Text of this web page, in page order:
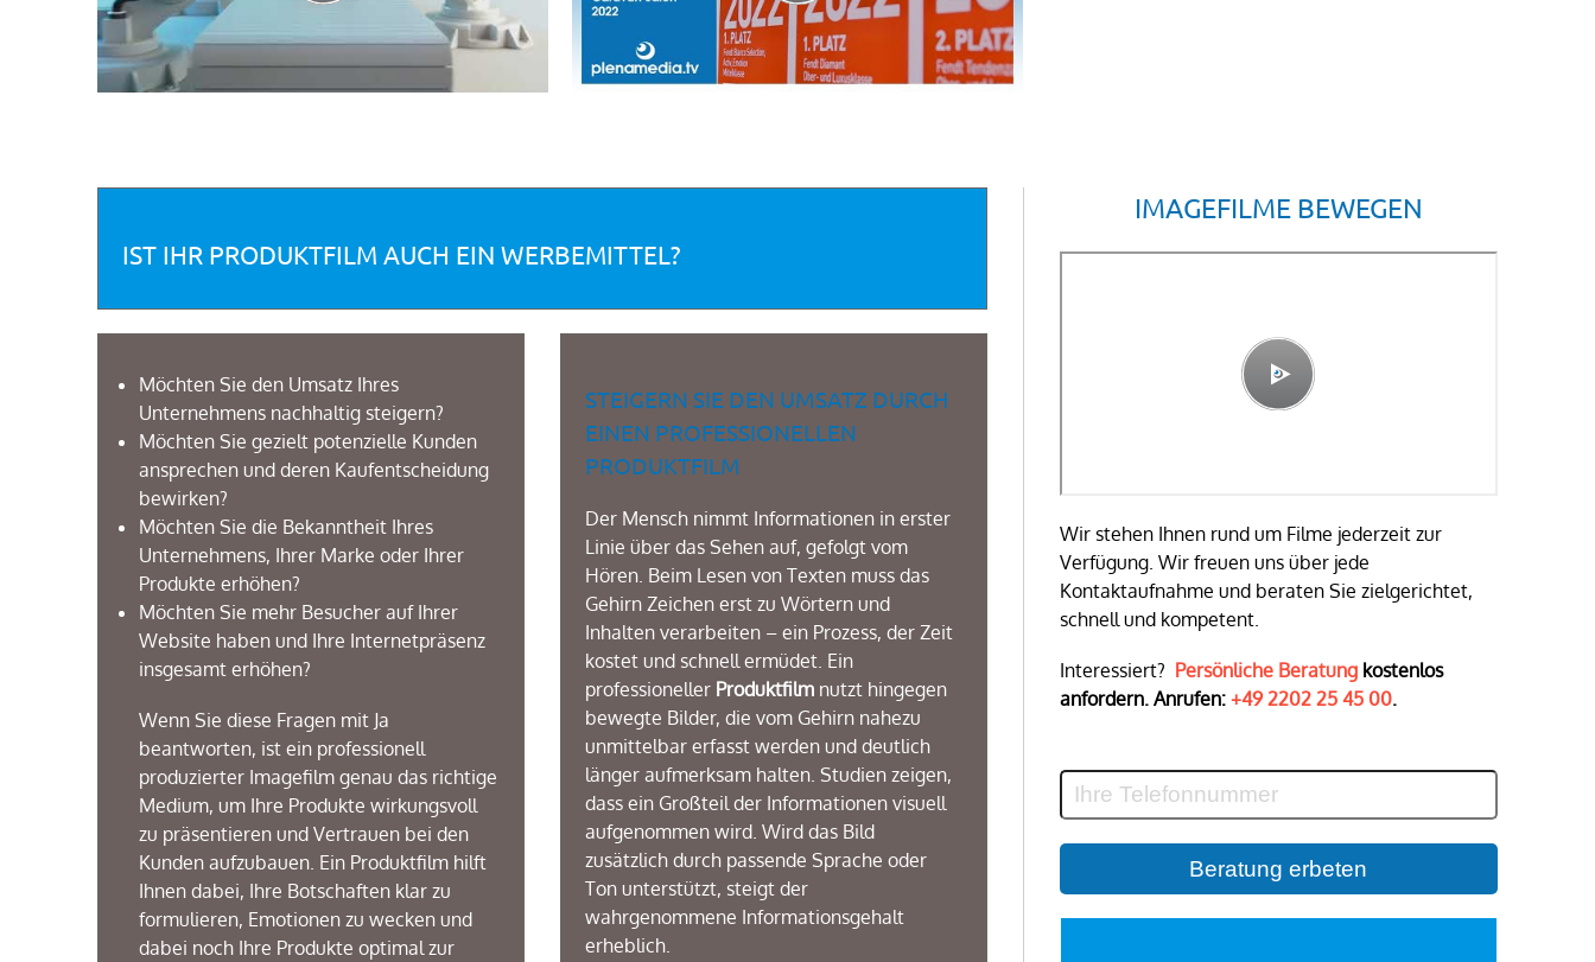
IST IHR PRODUKTFILM AUCH EIN WERBEMITTEL?
Möchten Sie den Umsatz Ihres
Unternehmens nachhaltig steigern?
Möchten Sie gezielt potenzielle Kunden
ansprechen und deren Kaufentscheidung
bewirken?
Möchten Sie die Bekanntheit Ihres
Unternehmens, Ihrer Marke oder Ihrer
Produkte erhöhen?
Möchten Sie mehr Besucher auf Ihrer
Website haben und Ihre Internetpräsenz
insgesamt erhöhen?
Wenn Sie diese Fragen mit Ja
beantworten, ist ein professionell
produzierter Imagefilm genau das richtige
Medium, um Ihre Produkte wirkungsvoll
zu präsentieren und Vertrauen bei den
Kunden aufzubauen. Ein Produktfilm hilft
Ihnen dabei, Ihre Botschaften klar zu
formulieren, Emotionen zu wecken und
dabei noch Ihre Produkte optimal zur
STEIGERN SIE DEN UMSATZ DURCH
EINEN PROFESSIONELLEN
PRODUKTFILM
Der Mensch nimmt Informationen in erster
Linie über das Sehen auf, gefolgt vom
Hören. Beim Lesen von Texten muss das
Gehirn Zeichen erst zu Wörtern und
Inhalten verarbeiten – ein Prozess, der Zeit
kostet und schnell ermüdet. Ein
professioneller Produktfilmnutzt hingegen
bewegte Bilder, die vom Gehirn nahezu
unmittelbar erfasst werden und deutlich
länger aufmerksam halten. Studien zeigen,
dass ein Großteil der Informationen visuell
aufgenommen wird. Wird das Bild
zusätzlich durch passende Sprache oder
Ton unterstützt, steigt der
wahrgenommene Informationsgehalt
erheblich.
IMAGEFILME BEWEGEN
Wir stehen Ihnen rund um Filme jederzeit zur
Verfügung. Wir freuen uns über jede
Kontaktaufnahme und beraten Sie zielgerichtet,
schnell und kompetent.
Interessiert? Persönliche Beratungkostenlos
anfordern. Anrufen: +49 2202 25 45 00.